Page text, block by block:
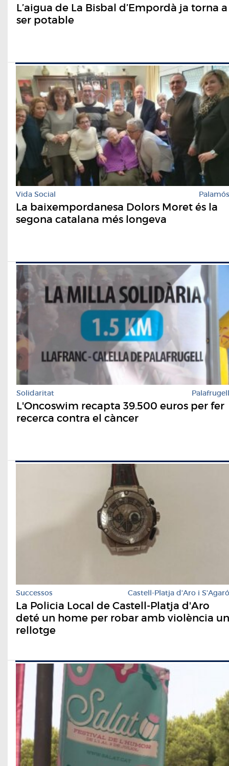
L’aigua de La Bisbal d’Empordà ja torna a
ser potable
Vida Social Palamós
La baixempordanesa Dolors Moret és la
segona catalana més longeva
Solidaritat Palafrugell
L'Oncoswim recapta 39.500 euros per fer
recerca contra el càncer
Successos Castell-Platja d'Aro i S'Agaró
La Policia Local de Castell-Platja d'Aro
deté un home per robar amb violència un
rellotge